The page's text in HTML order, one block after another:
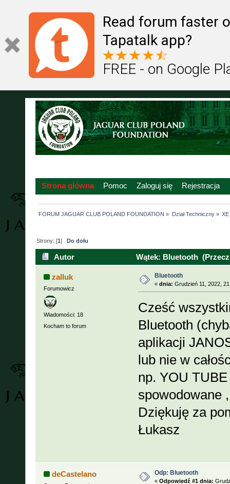
Read forum faster
Tapatalk app?
FREE - on Google
Strona główna Pomoc Zaloguj się Rejestracja
FORUM JAGUAR CLUB POLAND FOUNDATION » Dział Techniczny»
Strony: [1] Do dołu
Autor Wątek: Bluetooth
zalluk
Forumowicz
Wiadomości: 18
Kocham to forum
Bluetooth
« dnia: Grudzień 11, 2022,
Cześć
Bluetooth
aplikacji
lub nie w
np. YOU
spowodowane
Dziękuję za
Łukasz
deCastelano Odp: Bluetooth
« Odpowiedź #1 dnia: